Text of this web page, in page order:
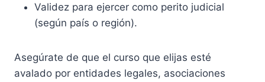
Validez para ejercer como perito judicial
(según país o región).
Asegúrate de que el curso que elijas esté
avalado por entidades legales, asociaciones